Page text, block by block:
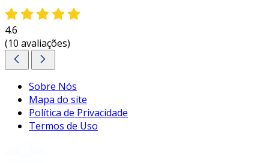
4.6
(10 avaliações)
Sobre Nós
Mapa do site
Política de Privacidade
Termos de Uso